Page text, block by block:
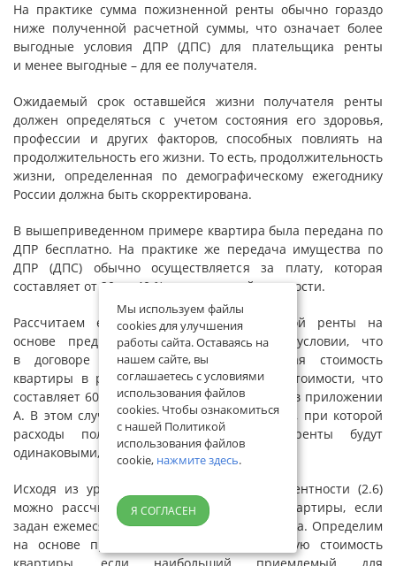
На практике сумма пожизненной ренты обычно гораздо
ниже полученной расчетной суммы, что означает более
выгодные условия ДПР (ДПС) для плательщика ренты
и менее выгодные – для ее получателя.
Ожидаемый срок оставшейся жизни получателя ренты
должен определяться с учетом состояния его здоровья,
профессии и других факторов, способных повлиять на
продолжительность его жизни. То есть, продолжительность
жизни, определенная по демографическому ежегоднику
России должна быть скорректирована.
В вышеприведенном примере квартира была передана по
ДПР бесплатно. На практике же передача имущества по
ДПР (ДПС) обычно осуществляется за плату, которая
составляет от 20 до 40 % его рыночной стоимости.
Рассчитаем ежегодную сумму пожизненной ренты на
основе предыдущего примера, но при условии, что
в договоре ренты установлена выкупная стоимость
квартиры в размере 30 % ее рыночной стоимости, что
составляет 600 000 руб. Расчеты приведены в приложении
А. В этом случае сумма ежемесячной ренты, при которой
расходы получателя и платель­щи­ка ренты будут
одинаковыми, составит 6860 руб.
Исходя из уравнения финансовой эквивалентности (2.6)
можно рассчитать выкупную стоимость квартиры, если
задан ежемесячный размер рентного платежа. Определим
на основе предыдущего примера выкупную стоимость
Мы используем файлы
cookies для улучшения
работы сайта. Оставаясь на
нашем сайте, вы
соглашаетесь с условиями
использования файлов
cookies. Чтобы ознакомиться
с нашей Политикой
использования файлов
cookie, нажмите здесь.
Я СОГЛАСЕН